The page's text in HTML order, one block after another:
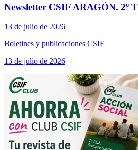
Newsletter CSIF ARAGÓN. 2º
13 de julio de 2026
Boletines y publicaciones CSIF
13 de julio de 2026